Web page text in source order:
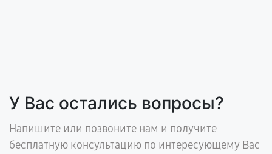
У Вас остались вопросы?
Напишите или позвоните нам и получите
бесплатную консультацию по интересующему Вас